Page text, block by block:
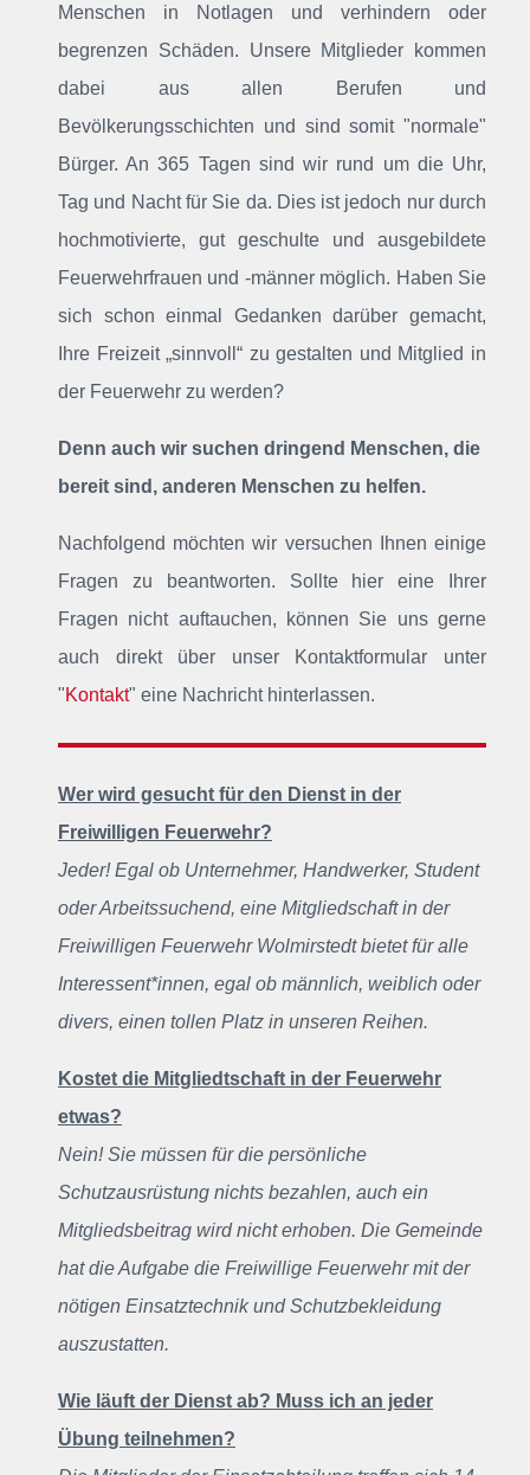
Menschen in Notlagen und verhindern oder
begrenzen Schäden. Unsere Mitglieder kommen
dabei aus allen Berufen und
Bevölkerungsschichten und sind somit "normale"
Bürger. An 365 Tagen sind wir rund um die Uhr,
Tag und Nacht für Sie da. Dies ist jedoch nur durch
hochmotivierte, gut geschulte und ausgebildete
Feuerwehrfrauen und -männer möglich. Haben Sie
sich schon einmal Gedanken darüber gemacht,
Ihre Freizeit „sinnvoll“ zu gestalten und Mitglied in
der Feuerwehr zu werden?
Denn auch wir suchen dringend Menschen, die
bereit sind, anderen Menschen zu helfen.
Nachfolgend möchten wir versuchen Ihnen einige
Fragen zu beantworten. Sollte hier eine Ihrer
Fragen nicht auftauchen, können Sie uns gerne
auch direkt über unser Kontaktformular unter
"Kontakt" eine Nachricht hinterlassen.
Wer wird gesucht für den Dienst in der
Freiwilligen Feuerwehr?
Jeder! Egal ob Unternehmer, Handwerker, Student
oder Arbeitssuchend, eine Mitgliedschaft in der
Freiwilligen Feuerwehr Wolmirstedt bietet für alle
Interessent*innen, egal ob männlich, weiblich oder
divers, einen tollen Platz in unseren Reihen.
Kostet die Mitgliedtschaft in der Feuerwehr
etwas?
Nein! Sie müssen für die persönliche
Schutzausrüstung nichts bezahlen, auch ein
Mitgliedsbeitrag wird nicht erhoben. Die Gemeinde
hat die Aufgabe die Freiwillige Feuerwehr mit der
nötigen Einsatztechnik und Schutzbekleidung
auszustatten.
Wie läuft der Dienst ab? Muss ich an jeder
Übung teilnehmen?